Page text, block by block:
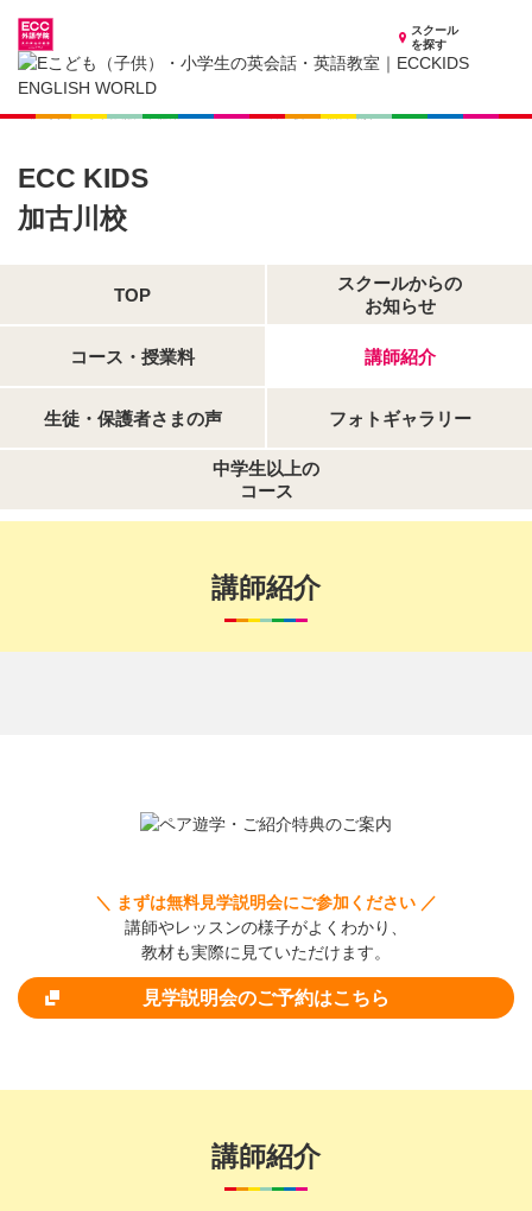
スクール
を探す
兵庫県の子供英会話・英語教室
子供（小学生）英会話・英語教室 ECCKIDS 加古川校
講師紹介
ECC KIDS
加古川校
TOP
スクールからの
お知らせ
コース・授業料 講師紹介
生徒・保護者さまの声 フォトギャラリー
中学生以上の
コース
講師紹介
＼ まずは無料見学説明会にご参加ください ／
講師やレッスンの様子がよくわかり、
教材も実際に見ていただけます。
見学説明会のご予約はこちら
講師紹介